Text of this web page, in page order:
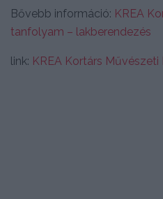
Bővebb információ: KREA
tanfolyam – lakberendezés
link: KREA Kortárs